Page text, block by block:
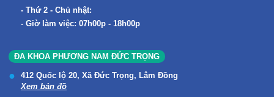
Thứ 2 - Chủ nhật:
Giờ làm việc: 07h00p - 18h00p
ĐA KHOA PHƯƠNG NAM ĐỨC TRỌNG
412 Quốc lộ 20, Xã Đức Trọng, Lâm Đồng
Xem bản đồ